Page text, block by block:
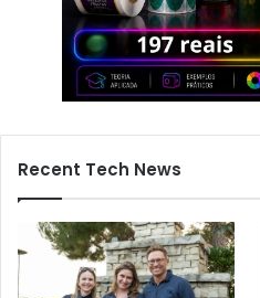
Recent Tech News